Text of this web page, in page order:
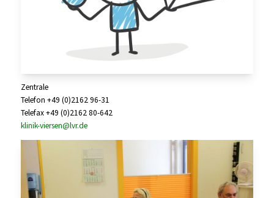
Zentrale
Telefon +49 (0)2162 96-31
Telefax +49 (0)2162 80-642
klinik-viersen@lvr.de